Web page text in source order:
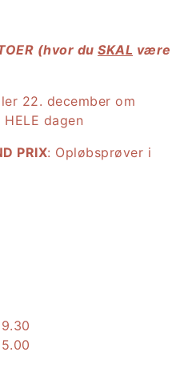
(hvor du SKAL være
22. december om
dagen
PRIX: Opløbsprøver i